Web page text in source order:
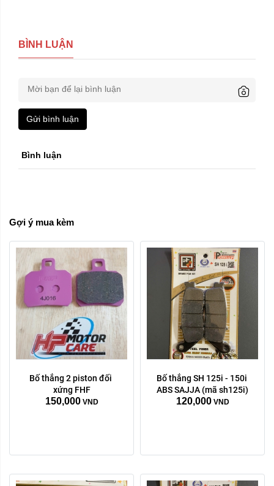
BÌNH LUẬN
Gửi bình luận
Bình luận
Gợi ý mua kèm
Bố thắng 2 piston đối
xứng FHF
150,000 VND
Bố thắng SH 125i - 150i
ABS SAJJA (mã sh125i)
120,000 VND